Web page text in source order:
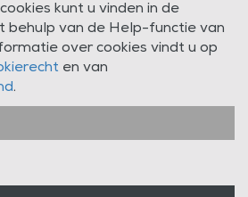
kunt u vinden in de
behulp van de Help-functie van
over cookies vindt u op
en van
.